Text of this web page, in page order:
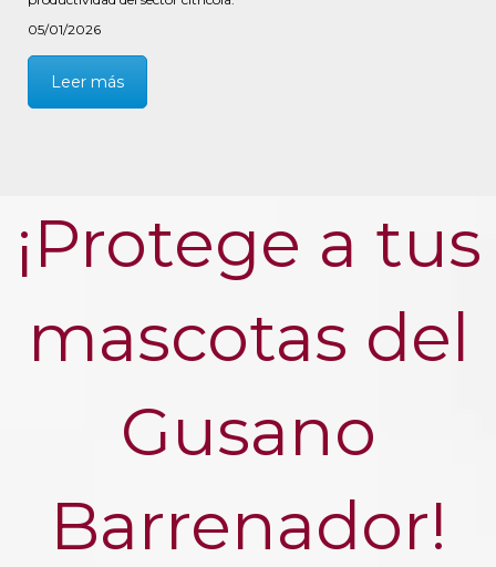
05/01/2026
Leer más
¡Protege a tus
mascotas del
Gusano
Barrenador!